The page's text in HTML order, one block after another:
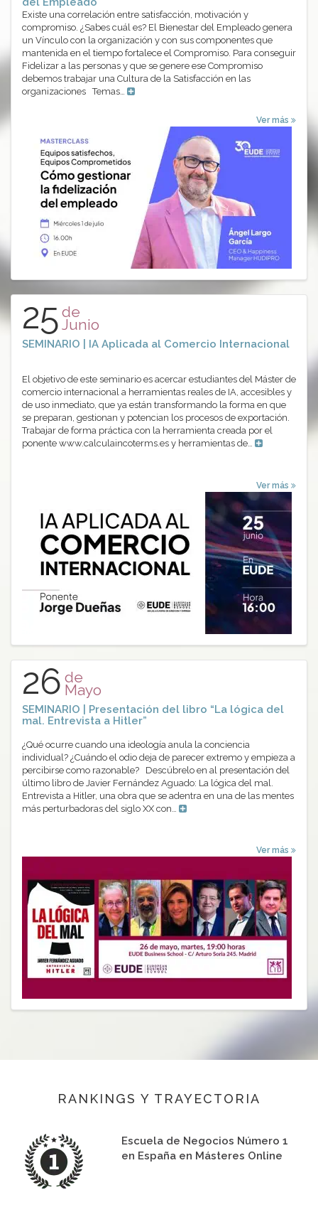
Existe una correlación entre satisfacción, motivación y
compromiso. ¿Sabes cuál es? El Bienestar del Empleado genera
un Vínculo con la organización y con sus componentes que
mantenida en el tiempo fortalece el Compromiso. Para conseguir
Fidelizar a las personas y que se genere ese Compromiso
debemos trabajar una Cultura de la Satisfacción en las
organizaciones Temas…
Ver más
25 de
Junio
SEMINARIO | IA Aplicada al Comercio Internacional
El objetivo de este seminario es acercar estudiantes del Máster de
comercio internacional a herramientas reales de IA, accesibles y
de uso inmediato, que ya están transformando la forma en que
se preparan, gestionan y potencian los procesos de exportación.
Trabajar de forma práctica con la herramienta creada por el
ponente www.calculaincoterms.es y herramientas de…
Ver más
26 de
Mayo
SEMINARIO | Presentación del libro “La lógica del
mal. Entrevista a Hitler”
¿Qué ocurre cuando una ideología anula la conciencia
individual? ¿Cuándo el odio deja de parecer extremo y empieza a
percibirse como razonable? Descúbrelo en al presentación del
último libro de Javier Fernández Aguado: La lógica del mal.
Entrevista a Hitler, una obra que se adentra en una de las mentes
más perturbadoras del siglo XX con…
Ver más
RANKINGS Y TRAYECTORIA
Escuela de Negocios Número 1
en España en Másteres Online